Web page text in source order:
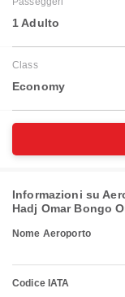
1 Adulto
Class
Economy
Informazioni su
Hadj Omar Bongo
Nome Aeroporto
Codice IATA